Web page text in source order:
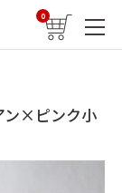
0
ン×ピンク小